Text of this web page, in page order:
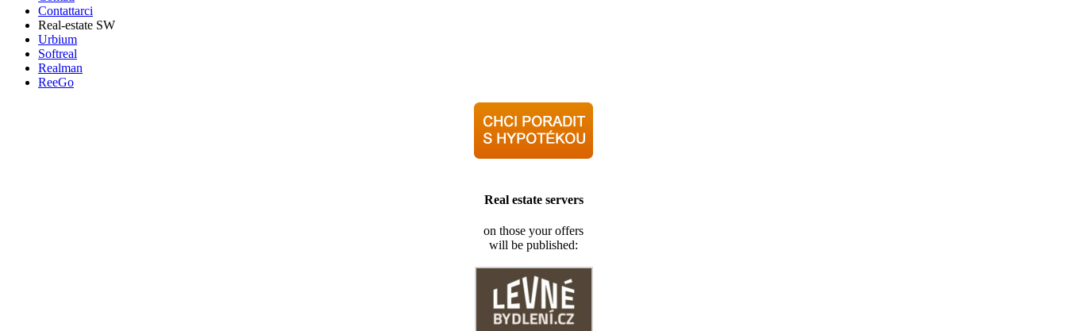
Contattarci
Real-estate SW
Urbium
Softreal
Realman
ReeGo
Real estate servers
on those your offers
will be published: